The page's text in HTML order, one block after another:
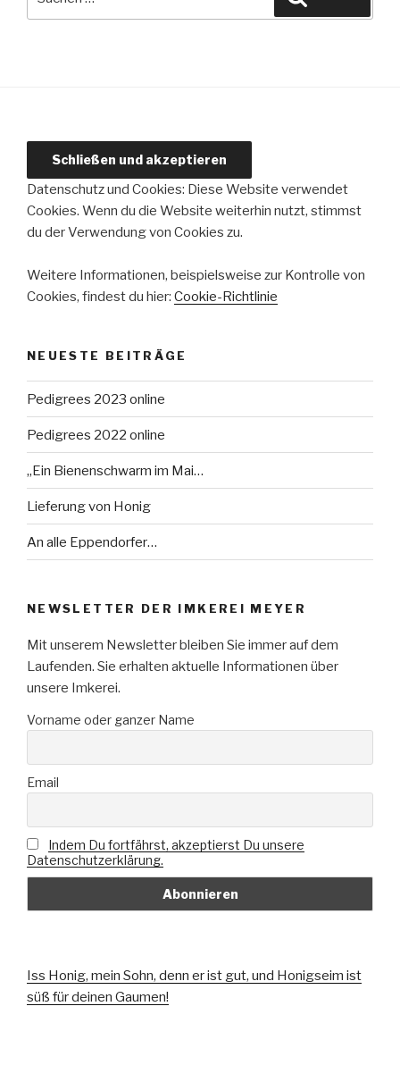
Datenschutz und Cookies: Diese Website verwendet
Cookies. Wenn du die Website weiterhin nutzt, stimmst
du der Verwendung von Cookies zu.
Weitere Informationen, beispielsweise zur Kontrolle von
Cookies, findest du hier: Cookie-Richtlinie
NEUESTE BEITRÄGE
Pedigrees 2023 online
Pedigrees 2022 online
„Ein Bienenschwarm im Mai…
Lieferung von Honig
An alle Eppendorfer…
NEWSLETTER DER IMKEREI MEYER
Mit unserem Newsletter bleiben Sie immer auf dem
Laufenden. Sie erhalten aktuelle Informationen über
unsere Imkerei.
Vorname oder ganzer Name
Email
Indem Du fortfährst, akzeptierst Du unsere
Datenschutzerklärung.
Iss Honig, mein Sohn, denn er ist gut, und Honigseim ist
süß für deinen Gaumen!